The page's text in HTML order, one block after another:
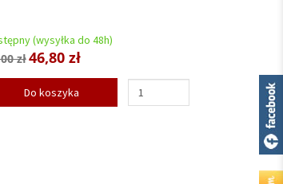
(wysyłka do 48h)
zł46,80 zł
Do koszyka